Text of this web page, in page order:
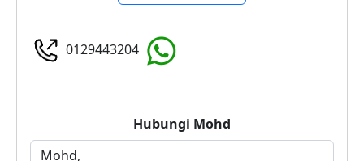
0129443204
Hubungi Mohd